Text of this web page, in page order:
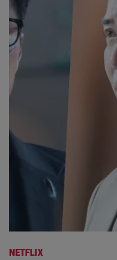
NETFLIX